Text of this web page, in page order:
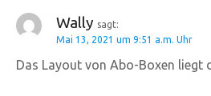
Wally sagt:
Mai 13, 2021 um 9:51 a.m. Uhr
Das Layout von Abo-Boxen liegt